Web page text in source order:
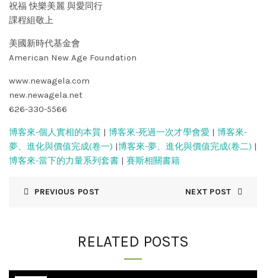
祝福 快樂美麗 與愛同行
課程組敬上
美國新時代基金會
American New Age Foundation
www.newagela.com
new.newagela.net
626-330-5566
博客來-個人實相的本質 | 博客來-死過一次才學會愛 | 博客來-
夢、進化與價值完成(卷一) |博客來-夢、進化與價值完成(卷二) |
博客來-當下的力量系列套書 | 賽斯相關書籍
PREVIOUS POST NEXT POST
RELATED POSTS